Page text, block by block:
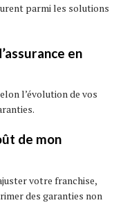
parmi les solutions
en
l’évolution de vos
de mon
votre franchise,
des garanties non